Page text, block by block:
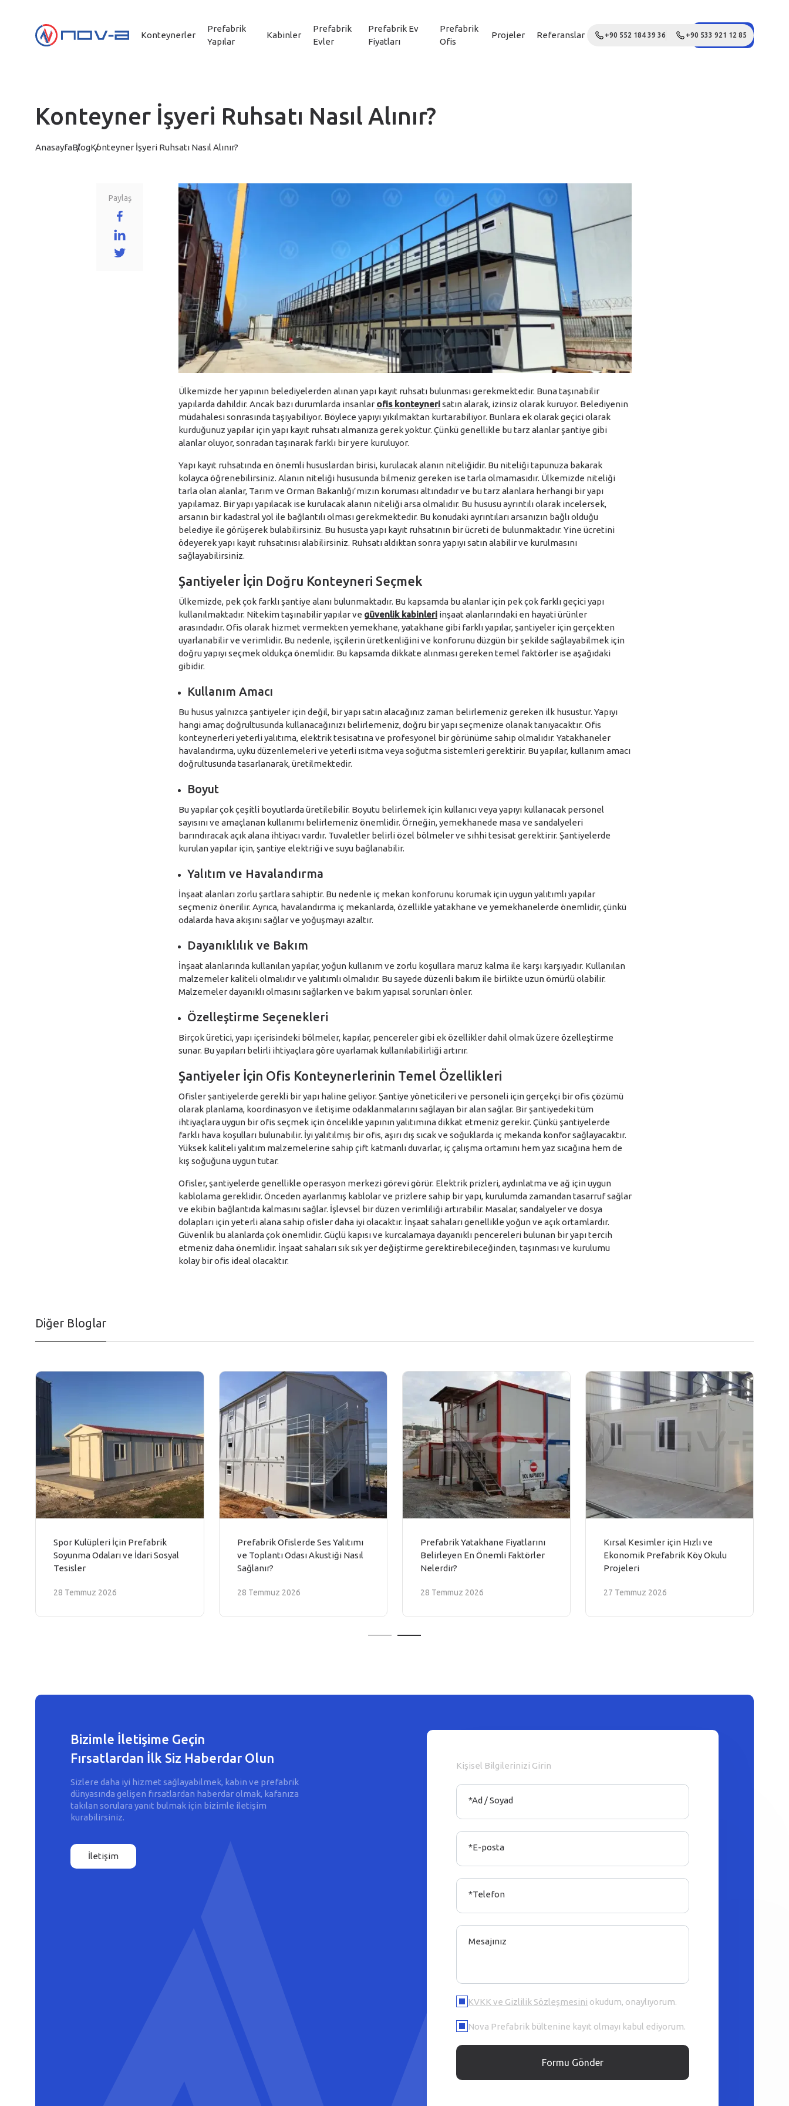
Konteynerler
Prefabrik
Yapılar
Kabinler
Prefabrik
Evler
Prefabrik Ev
Fiyatları
Prefabrik
Ofis
Projeler Referanslar Galeri Blog İletişim Teklif Al
+90 552 184 39 36 +90 533 921 12 85
Konteyner İşyeri Ruhsatı Nasıl Alınır?
AnasayfaBlogKonteyner İşyeri Ruhsatı Nasıl Alınır?
Paylaş
Ülkemizde her yapının belediyelerden alınan yapı kayıt ruhsatı bulunması gerekmektedir. Buna taşınabilir
yapılarda dahildir. Ancak bazı durumlarda insanlar ofis konteynerisatın alarak, izinsiz olarak kuruyor. Belediyenin
müdahalesi sonrasında taşıyabiliyor. Böylece yapıyı yıkılmaktan kurtarabiliyor. Bunlara ek olarak geçici olarak
kurduğunuz yapılar için yapı kayıt ruhsatı almanıza gerek yoktur. Çünkü genellikle bu tarz alanlar şantiye gibi
alanlar oluyor, sonradan taşınarak farklı bir yere kuruluyor.
Yapı kayıt ruhsatında en önemli hususlardan birisi, kurulacak alanın niteliğidir. Bu niteliği tapunuza bakarak
kolayca öğrenebilirsiniz. Alanın niteliği hususunda bilmeniz gereken ise tarla olmamasıdır. Ülkemizde niteliği
tarla olan alanlar, Tarım ve Orman Bakanlığı’mızın koruması altındadır ve bu tarz alanlara herhangi bir yapı
yapılamaz. Bir yapı yapılacak ise kurulacak alanın niteliği arsa olmalıdır. Bu hususu ayrıntılı olarak incelersek,
arsanın bir kadastral yol ile bağlantılı olması gerekmektedir. Bu konudaki ayrıntıları arsanızın bağlı olduğu
belediye ile görüşerek bulabilirsiniz. Bu hususta yapı kayıt ruhsatının bir ücreti de bulunmaktadır. Yine ücretini
ödeyerek yapı kayıt ruhsatınısı alabilirsiniz. Ruhsatı aldıktan sonra yapıyı satın alabilir ve kurulmasını
sağlayabilirsiniz.
Şantiyeler İçin Doğru Konteyneri Seçmek
Ülkemizde, pek çok farklı şantiye alanı bulunmaktadır. Bu kapsamda bu alanlar için pek çok farklı geçici yapı
kullanılmaktadır. Nitekim taşınabilir yapılar ve güvenlik kabinleri inşaat alanlarındaki en hayati ürünler
arasındadır. Ofis olarak hizmet vermekten yemekhane, yatakhane gibi farklı yapılar, şantiyeler için gerçekten
uyarlanabilir ve verimlidir. Bu nedenle, işçilerin üretkenliğini ve konforunu düzgün bir şekilde sağlayabilmek için
doğru yapıyı seçmek oldukça önemlidir. Bu kapsamda dikkate alınması gereken temel faktörler ise aşağıdaki
gibidir.
Kullanım Amacı
Bu husus yalnızca şantiyeler için değil, bir yapı satın alacağınız zaman belirlemeniz gereken ilk husustur. Yapıyı
hangi amaç doğrultusunda kullanacağınızı belirlemeniz, doğru bir yapı seçmenize olanak tanıyacaktır. Ofis
konteynerleri yeterli yalıtıma, elektrik tesisatına ve profesyonel bir görünüme sahip olmalıdır. Yatakhaneler
havalandırma, uyku düzenlemeleri ve yeterli ısıtma veya soğutma sistemleri gerektirir. Bu yapılar, kullanım amacı
doğrultusunda tasarlanarak, üretilmektedir.
Boyut
Bu yapılar çok çeşitli boyutlarda üretilebilir. Boyutu belirlemek için kullanıcı veya yapıyı kullanacak personel
sayısını ve amaçlanan kullanımı belirlemeniz önemlidir. Örneğin, yemekhanede masa ve sandalyeleri
barındıracak açık alana ihtiyacı vardır. Tuvaletler belirli özel bölmeler ve sıhhi tesisat gerektirir. Şantiyelerde
kurulan yapılar için, şantiye elektriği ve suyu bağlanabilir.
Yalıtım ve Havalandırma
İnşaat alanları zorlu şartlara sahiptir. Bu nedenle iç mekan konforunu korumak için uygun yalıtımlı yapılar
seçmeniz önerilir. Ayrıca, havalandırma iç mekanlarda, özellikle yatakhane ve yemekhanelerde önemlidir, çünkü
odalarda hava akışını sağlar ve yoğuşmayı azaltır.
Dayanıklılık ve Bakım
İnşaat alanlarında kullanılan yapılar, yoğun kullanım ve zorlu koşullara maruz kalma ile karşı karşıyadır. Kullanılan
malzemeler kaliteli olmalıdır ve yalıtımlı olmalıdır. Bu sayede düzenli bakım ile birlikte uzun ömürlü olabilir.
Malzemeler dayanıklı olmasını sağlarken ve bakım yapısal sorunları önler.
Özelleştirme Seçenekleri
Birçok üretici, yapı içerisindeki bölmeler, kapılar, pencereler gibi ek özellikler dahil olmak üzere özelleştirme
sunar. Bu yapıları belirli ihtiyaçlara göre uyarlamak kullanılabilirliği artırır.
Şantiyeler İçin Ofis Konteynerlerinin Temel Özellikleri
Ofisler şantiyelerde gerekli bir yapı haline geliyor. Şantiye yöneticileri ve personeli için gerçekçi bir ofis çözümü
olarak planlama, koordinasyon ve iletişime odaklanmalarını sağlayan bir alan sağlar. Bir şantiyedeki tüm
ihtiyaçlara uygun bir ofis seçmek için öncelikle yapının yalıtımına dikkat etmeniz gerekir. Çünkü şantiyelerde
farklı hava koşulları bulunabilir. İyi yalıtılmış bir ofis, aşırı dış sıcak ve soğuklarda iç mekanda konfor sağlayacaktır.
Yüksek kaliteli yalıtım malzemelerine sahip çift katmanlı duvarlar, iç çalışma ortamını hem yaz sıcağına hem de
kış soğuğuna uygun tutar.
Ofisler, şantiyelerde genellikle operasyon merkezi görevi görür. Elektrik prizleri, aydınlatma ve ağ için uygun
kablolama gereklidir. Önceden ayarlanmış kablolar ve prizlere sahip bir yapı, kurulumda zamandan tasarruf sağlar
ve ekibin bağlantıda kalmasını sağlar. İşlevsel bir düzen verimliliği artırabilir. Masalar, sandalyeler ve dosya
dolapları için yeterli alana sahip ofisler daha iyi olacaktır. İnşaat sahaları genellikle yoğun ve açık ortamlardır.
Güvenlik bu alanlarda çok önemlidir. Güçlü kapısı ve kurcalamaya dayanıklı pencereleri bulunan bir yapı tercih
etmeniz daha önemlidir. İnşaat sahaları sık sık yer değiştirme gerektirebileceğinden, taşınması ve kurulumu
kolay bir ofis ideal olacaktır.
Diğer Bloglar
Spor Kulüpleri İçin Prefabrik
Soyunma Odaları ve İdari Sosyal
Tesisler
28 Temmuz 2026
Prefabrik Ofislerde Ses Yalıtımı
ve Toplantı Odası Akustiği Nasıl
Sağlanır?
28 Temmuz 2026
Prefabrik Yatakhane Fiyatlarını
Belirleyen En Önemli Faktörler
Nelerdir?
28 Temmuz 2026
Kırsal Kesimler için Hızlı ve
Ekonomik Prefabrik Köy Okulu
Projeleri
27 Temmuz 2026
Bizimle İletişime Geçin
Fırsatlardan İlk Siz Haberdar Olun
Sizlere daha iyi hizmet sağlayabilmek, kabin ve prefabrik
dünyasında gelişen fırsatlardan haberdar olmak, kafanıza
takılan sorulara yanıt bulmak için bizimle iletişim
kurabilirsiniz.
İletişim
Kişisel Bilgilerinizi Girin
*Ad / Soyad
*E-posta
*Telefon
Mesajınız
KVKK ve Gizlilik Sözleşmesini okudum, onaylıyorum.
Nova Prefabrik bültenine kayıt olmayı kabul ediyorum.
Formu Gönder